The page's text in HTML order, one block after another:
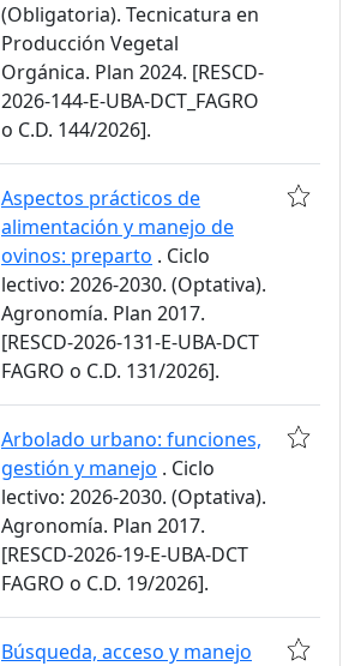
(Obligatoria). Tecnicatura en
Producción Vegetal
Orgánica. Plan 2024. [RESCD-
2026-144-E-UBA-DCT_FAGRO
o C.D. 144/2026].
Aspectos prácticos de
alimentación y manejo de
ovinos: preparto . Ciclo
lectivo: 2026-2030. (Optativa).
Agronomía. Plan 2017.
[RESCD-2026-131-E-UBA-DCT
FAGRO o C.D. 131/2026].
Arbolado urbano: funciones,
gestión y manejo . Ciclo
lectivo: 2026-2030. (Optativa).
Agronomía. Plan 2017.
[RESCD-2026-19-E-UBA-DCT
FAGRO o C.D. 19/2026].
Búsqueda, acceso y manejo